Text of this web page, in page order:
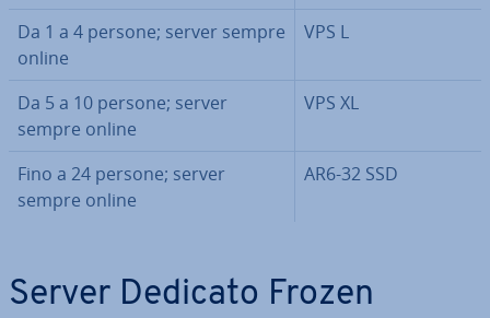
Da 1 a 4 persone; server sempre
online
VPS L
Da 5 a 10 persone; server
sempre online
VPS XL
Fino a 24 persone; server
sempre online
AR6-32 SSD
Server Dedicato Frozen